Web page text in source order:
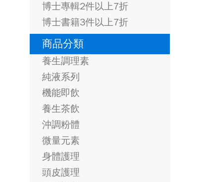
博士專輯2件以上7折
博士書籍3件以上7折
商品分類
養生調理素
純液系列
機能即飲
養生茶飲
沖調粉體
微量元素
身體護理
頭皮護理